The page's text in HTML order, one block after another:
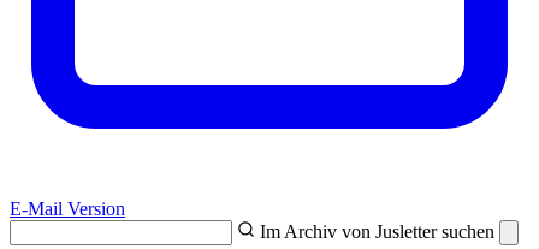
E-Mail Version
Im Archiv von Jusletter suchen